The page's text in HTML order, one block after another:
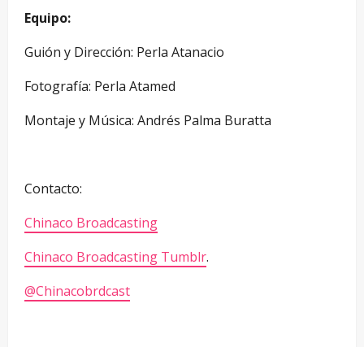
Equipo:
Guión y Dirección: Perla Atanacio
Fotografía: Perla Atamed
Montaje y Música: Andrés Palma Buratta
Contacto:
Chinaco Broadcasting
Chinaco Broadcasting Tumblr.
@Chinacobrdcast